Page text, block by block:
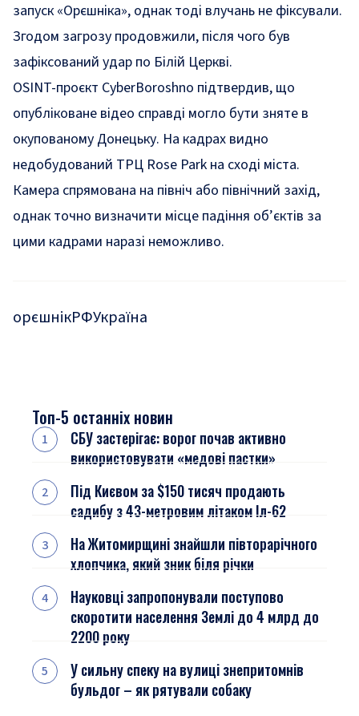
запуск «Орєшніка», однак тоді влучань не фіксували.
Згодом загрозу продовжили, після чого був
зафіксований удар по Білій Церкві.
OSINT-проєкт CyberBoroshno підтвердив, що
опубліковане відео справді могло бути зняте в
окупованому Донецьку. На кадрах видно
недобудований ТРЦ Rose Park на сході міста.
Камера спрямована на північ або північний захід,
однак точно визначити місце падіння об’єктів за
цими кадрами наразі неможливо.
орєшнікРФУкраїна
Топ-5 останніх новин
СБУ застерігає: ворог почав активно
використовувати «медові пастки»
Під Києвом за $150 тисяч продають
садибу з 43-метровим літаком Іл-62
На Житомирщині знайшли півторарічного
хлопчика, який зник біля річки
Науковці запропонували поступово
скоротити населення Землі до 4 млрд до
2200 року
У сильну спеку на вулиці знепритомнів
бульдог – як рятували собаку